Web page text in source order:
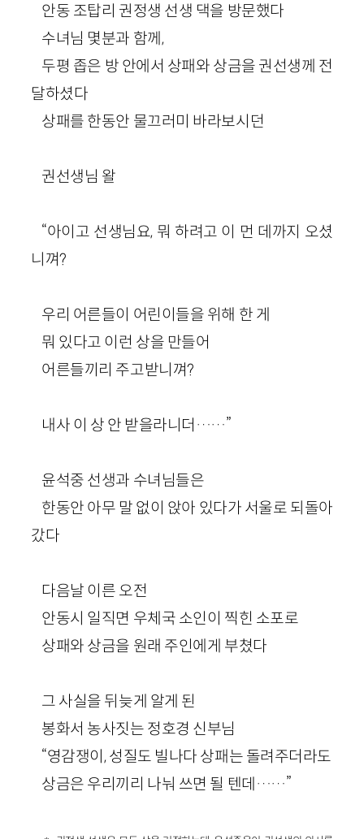
안동 조탑리 권정생 선생 댁을 방문했다
수녀님 몇분과 함께,
두평 좁은 방 안에서 상패와 상금을 권선생께 전
달하셨다
상패를 한동안 물끄러미 바라보시던
권선생님 왈
“아이고 선생님요, 뭐 하려고 이 먼 데까지 오셨
니껴?
우리 어른들이 어린이들을 위해 한 게
뭐 있다고 이런 상을 만들어
어른들끼리 주고받니껴?
내사 이 상 안 받을라니더……”
윤석중 선생과 수녀님들은
한동안 아무 말 없이 앉아 있다가 서울로 되돌아
갔다
다음날 이른 오전
안동시 일직면 우체국 소인이 찍힌 소포로
상패와 상금을 원래 주인에게 부쳤다
그 사실을 뒤늦게 알게 된
봉화서 농사짓는 정호경 신부님
“영감쟁이, 성질도 빌나다 상패는 돌려주더라도
상금은 우리끼리 나눠 쓰면 될 텐데……”